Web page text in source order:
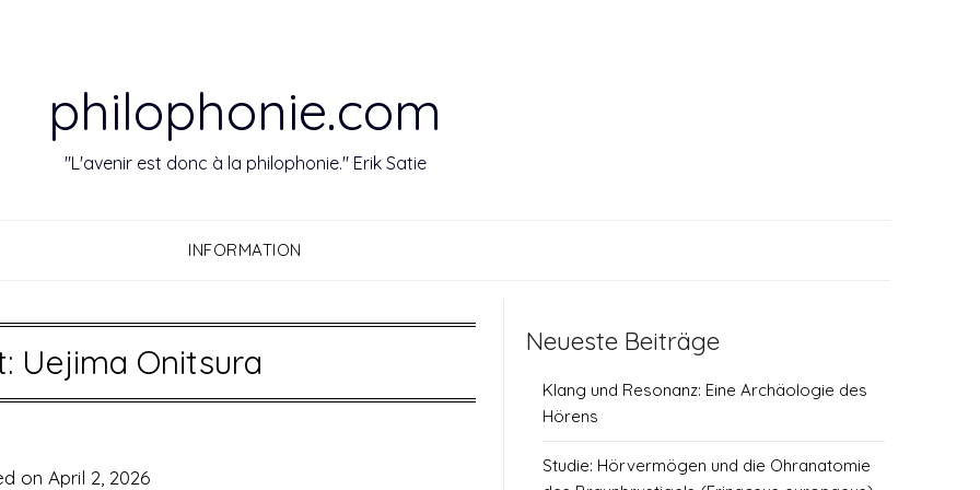
philophonie.com
"L'avenir est donc à la philophonie." Erik Satie
INFORMATION
Uejima Onitsura
on April 2, 2026
Neueste Beiträge
Klang und Resonanz: Eine Archäologie des
Hörens
Studie: Hörvermögen und die Ohranatomie